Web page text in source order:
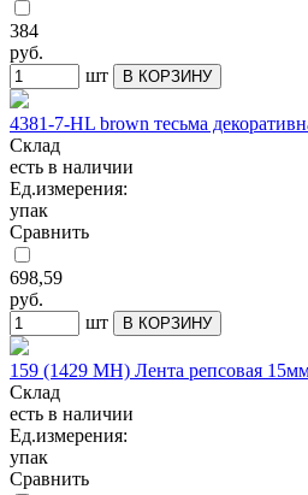
384
руб.
шт
В КОРЗИНУ
4381-7-HL brown тесьма
Склад
есть в наличии
Ед.измерения:
упак
Сравнить
698,59
руб.
шт
В КОРЗИНУ
159 (1429 МН) Лента репсовая
Склад
есть в наличии
Ед.измерения:
упак
Сравнить